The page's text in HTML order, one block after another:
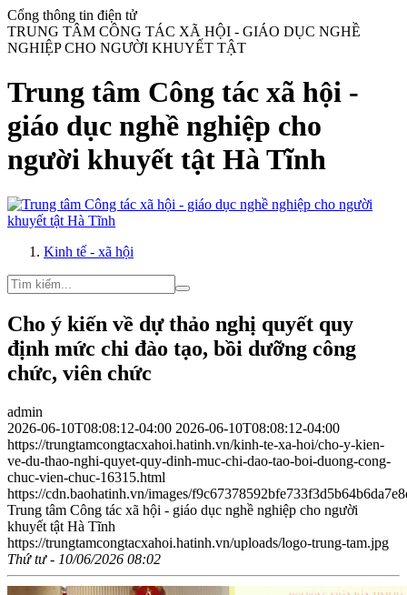
Cổng thông tin điện tử
TRUNG TÂM CÔNG TÁC XÃ HỘI - GIÁO DỤC NGHỀ
NGHIỆP CHO NGƯỜI KHUYẾT TẬT
Trung tâm Công tác xã hội -
giáo dục nghề nghiệp cho
người khuyết tật Hà Tĩnh
Kinh tế - xã hội
Cho ý kiến về dự thảo nghị quyết quy
định mức chi đào tạo, bồi dưỡng công
chức, viên chức
admin
2026-06-10T08:08:12-04:00 2026-06-10T08:08:12-04:00
https://trungtamcongtacxahoi.hatinh.vn/kinh-te-xa-hoi/cho-y-kien-
ve-du-thao-nghi-quyet-quy-dinh-muc-chi-dao-tao-boi-duong-cong-
chuc-vien-chuc-16315.html
https://cdn.baohatinh.vn/images/
Trung tâm Công tác xã hội - giáo dục nghề nghiệp cho người
khuyết tật Hà Tĩnh
https://trungtamcongtacxahoi.hatinh.vn/uploads/logo-trung-tam.jpg
Thứ tư - 10/06/2026 08:02